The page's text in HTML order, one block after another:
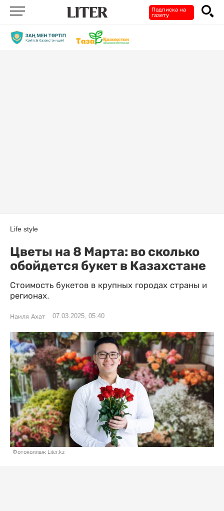
Подписка на
газету
Life style
Цветы на 8 Марта: во сколько
обойдется букет в Казахстане
Стоимость букетов в крупных городах страны и
регионах.
Наиля Ахат 07.03.2025, 05:40
Фотоколлаж Liter.kz